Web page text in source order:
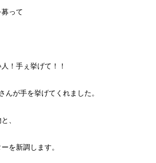
って
！手ぇ挙げて！！
んが手を挙げてくれました。
、
を新調します。